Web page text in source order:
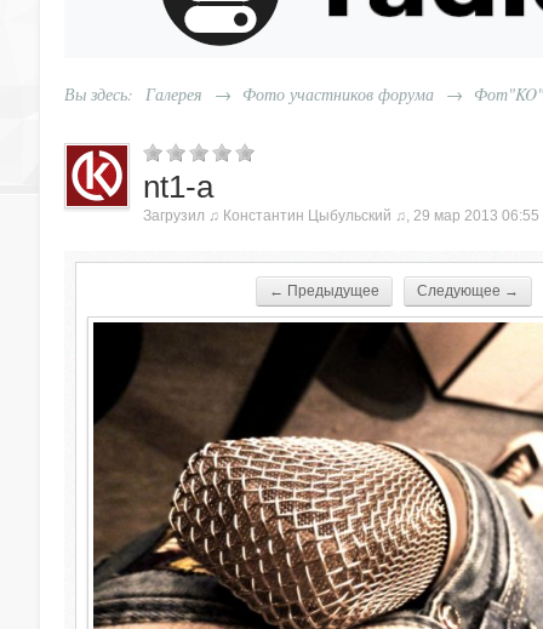
Вы здесь: Галерея → Фото участников форума → Фот"KO"
nt1-a
Загрузил ♫ Константин Цыбульский ♫, 29 мар 2013 06:55
← Предыдущее Следующее →